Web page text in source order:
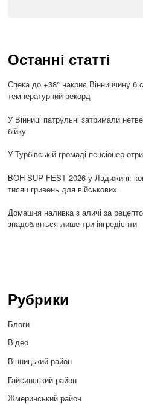
Останні статті
Спека до +38° накриє Вінниччину 6
температурний рекорд
У Вінниці патрульні затримали
бійку
У Турбівській громаді пенсіонер
BOH SUP FEST 2026 у Ладижині:
тисяч гривень для військових
Домашня наливка з аличі за
знадобляться лише три інгредієнти
Рубрики
Блоги
Відео
Вінницький район
Гайсинський район
Жмеринський район